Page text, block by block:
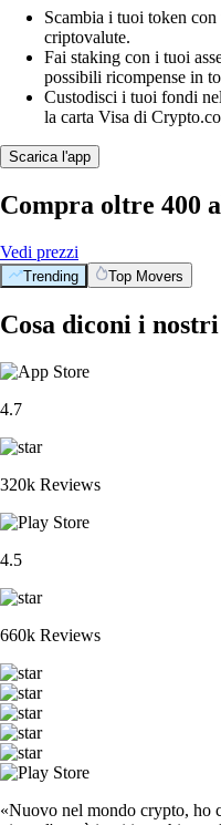
Scambia i tuoi token
criptovalute.
Fai staking con i tuoi
possibili ricompense in
Custodisci i tuoi fondi
la carta Visa di
Scarica l'app
Compra oltre 400
Vedi prezzi
Trending Top Movers
Cosa diconi i
4.7
320k Reviews
4.5
660k Reviews
«Nuovo nel mondo crypto, ho